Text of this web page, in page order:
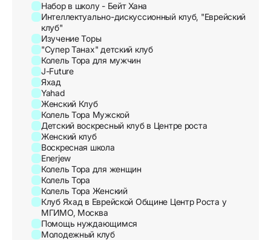
Набор в школу - Бейт Хана
Интеллектуально-дискуссионный клуб, "Еврейский
клуб"
Изучение Торы
"Супер Танах" детский клуб
Колель Тора для мужчин
J-Future
Яхад
Yahad
Женский Клуб
Колель Тора Мужской
Детский воскресный клуб в Центре роста
Женский клуб
Воскресная школа
Enerjew
Колель Тора для женщин
Колель Тора
Колель Тора Женский
Клуб Яхад в Еврейской Общине Центр Роста у
МГИМО, Москва
Помощь нуждающимся
Молодежный клуб